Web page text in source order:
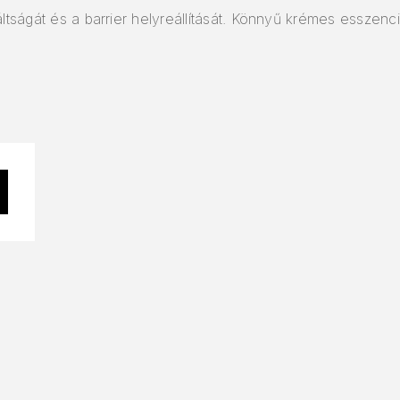
és a barrier helyreállítását. Könnyű krémes